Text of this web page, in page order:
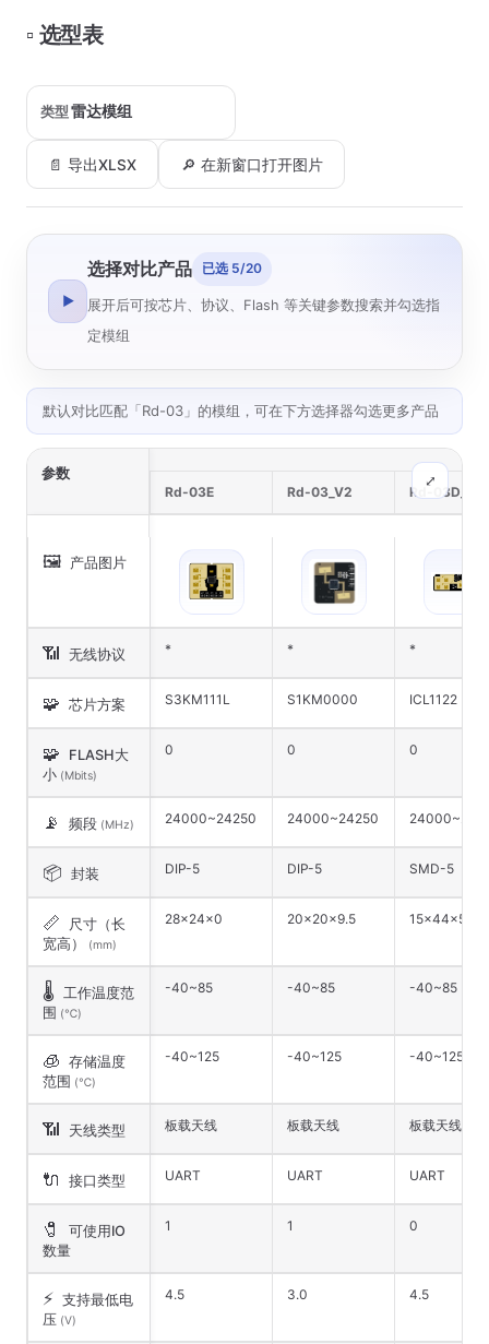
▫️ 选型表
类型
📄 导出XLSX 🔎 在新窗口打开图片
▶
选择对比产品 已选 5/20
展开后可按芯片、协议、Flash 等关键参数搜索并勾选指
定模组
默认对比匹配「Rd-03」的模组，可在下方选择器勾选更多产品
⤢
参数
Rd-03E
Rd-03_V2 Rd-03D_V2
🖼️ 产品图片
📶 无线协议
🧩 芯片方案
🧩
FLASH大
小 (Mbits)
📡 频段 (MHz)
📦 封装
📏
尺寸（长
宽高）
(mm)
🌡️ 工作温度范
围 (℃)
🧊 存储温度
范围 (℃)
📶 天线类型
🔌 接口类型
🧷
可使用IO
数量
⚡ 支持最低电
压 (V)
* * *
S3KM111L S1KM0000 ICL1122
0 0 0
24000~24250 24000~24250
DIP-5 DIP-5 SMD-5
28×24×0 20×20×9.5 15×44×5
-40~85 -40~85 -40~85
-40~125 -40~125 -40~125
板载天线 板载天线 板载天线
UART UART UART
1 1 0
4.5 3.0 4.5